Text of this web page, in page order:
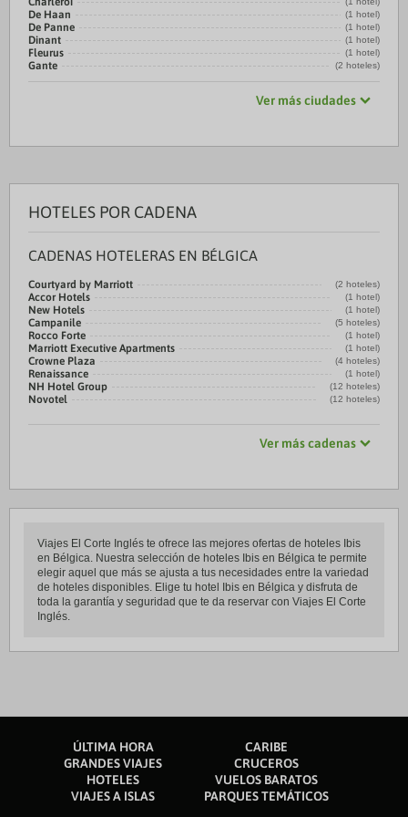
De Haan (1 hotel)
De Panne (1 hotel)
Dinant (1 hotel)
Fleurus (1 hotel)
Gante (2 hoteles)
Ver más ciudades
HOTELES POR CADENA
CADENAS HOTELERAS EN BÉLGICA
Courtyard by Marriott (2 hoteles)
Accor Hotels (1 hotel)
New Hotels (1 hotel)
Campanile (5 hoteles)
Rocco Forte (1 hotel)
Marriott Executive Apartments (1 hotel)
Crowne Plaza (4 hoteles)
Renaissance (1 hotel)
NH Hotel Group (12 hoteles)
Novotel (12 hoteles)
Ver más cadenas
Viajes El Corte Inglés te ofrece las mejores ofertas de hoteles Ibis
en Bélgica. Nuestra selección de hoteles Ibis en Bélgica te permite
elegir aquel que más se ajusta a tus necesidades entre la variedad
de hoteles disponibles. Elige tu hotel Ibis en Bélgica y disfruta de
toda la garantía y seguridad que te da reservar con Viajes El Corte
Inglés.
ÚLTIMA HORA
CARIBE
GRANDES VIAJES
CRUCEROS
HOTELES
VUELOS BARATOS
VIAJES A ISLAS
PARQUES TEMÁTICOS